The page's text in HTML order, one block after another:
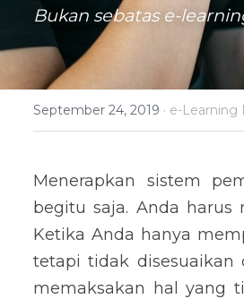
Bukan sebatas e-
September 24, 2019 · e-Learning
Menerapkan sistem
begitu saja. Anda
Ketika Anda hanya
tetapi tidak disesuaikan
memaksakan hal yang